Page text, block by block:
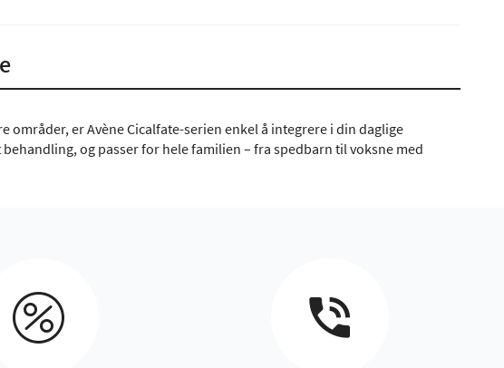
er Avène Cicalfate-serien enkel å integrere i din daglige
og passer for hele familien – fra spedbarn til voksne med